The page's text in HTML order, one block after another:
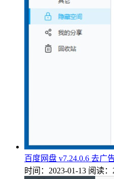
百度网盘 v7.24.0.6 去广
时间：2023-01-13 阅读：